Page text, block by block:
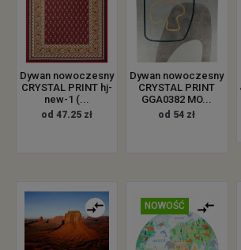
Dywan nowoczesny
CRYSTAL PRINT hj-
new-1 (...
od 47.25 zł
Dywan nowoczesny
CRYSTAL PRINT
GGA0382 MO...
od 54 zł
NOWOŚĆ